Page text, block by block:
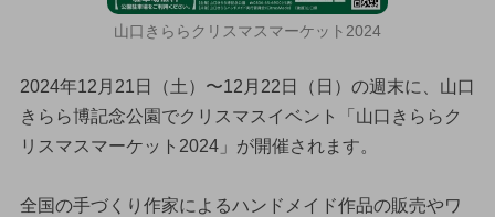
山口きららクリスマスマーケット2024
2024年12月21日（土）〜12月22日（日）の週末に、山口
きらら博記念公園でクリスマスイベント「山口きららク
リスマスマーケット2024」が開催されます。
全国の手づくり作家によるハンドメイド作品の販売やワ